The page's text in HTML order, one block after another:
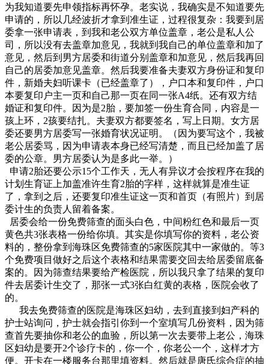
为我知道要先申领指标再怀孕。老实说，我确实是不知道要先
申请的，所以几经波折才拿到准生证，过程很复杂：我要到居
委拿一张申请表，到我和老公双方单位盖章，老公是私人公
司，所以没有去盖章加意见，我就到我自己的单位盖章和加了
意见，然后到男方居委和街道分别盖章和加意见，然后我再回
自己的居委加意见盖章。然后我要准备夫妻双方身份证和复印
件，新婚夫妇听课卡（已经盖章了），户口本和复印件，户口
本要复印户主一页和自己那一页在同一张A4纸。还有双方结
婚证和复印件。因为是2胎，要加签一份生育合同，内容是一
孩上环，2孩要结扎。夫妻双方都要签名，写上日期。女方居
委还要男方居委写一张婚育状况证明。（因为要写这个，我被
老公居委骂，因为申请表本身已经写清楚，而且已经加盖了居
委的公章。男方居委认为是多此一举。）
申请2胎还要公示15个工作天，无人有异议才会按程序在我的
计划生育证上加盖准许生育2胎的字样，这样就算是准生证
了，拿到之后，还要复印准生证这一页和首页（有照片）到居
委计生的负责人留着备案。
居委会给一份免费筛查的面头白色，中间粉红色和最后一页
黄色共3张表格一份给你填。其实是你填写你的资料，老公资
料的，整份拿到海珠区免费筛查的5家医院其中一家做的。等3
个免费项目做好之后这个表格和结果需要交回去给居委留底备
案的。因为筛查结果要给产检医院，所以我只拿了结果的复印
件去居委计生交了，那张一式3张白红黄的表格，医院会收了
的。
我去免费筛查的医院是海珠区妇幼，去到直接到妇产科的
护士站询问，护士就会指引你到一个室填写几份资料，因为筛
查首先要抽你和老公的血验，所以第一次去要带上老公，海珠
区妇幼是要开2个诊疗卡的，你一个，你老公一个，这样才方
便。开卡在一楼服务台那里填资料。然后就是唐氏综合症的抽